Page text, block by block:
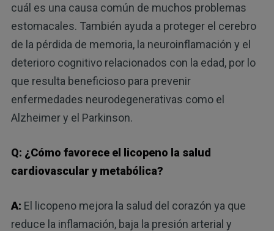
cuál es una causa común de muchos problemas
estomacales. También ayuda a proteger el cerebro
de la pérdida de memoria, la neuroinflamación y el
deterioro cognitivo relacionados con la edad, por lo
que resulta beneficioso para prevenir
enfermedades neurodegenerativas como el
Alzheimer y el Parkinson.
Q: ¿Cómo favorece el licopeno la salud
cardiovascular y metabólica?
A: El licopeno mejora la salud del corazón ya que
reduce la inflamación, baja la presión arterial y